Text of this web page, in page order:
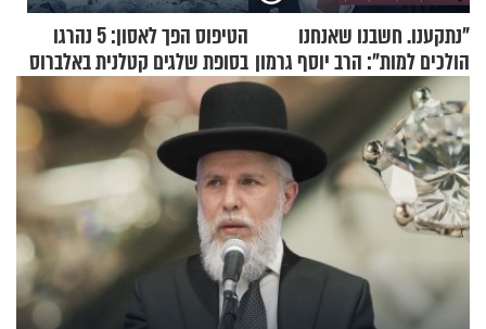
"נתקענו. חשבנו שאנחנו
הולכים למות": הרב יוסף גרמון
בריאיון מרתק
הטיפוס הפך לאסון: 5 נהרגו
בסופת שלגים קטלנית באלברוס